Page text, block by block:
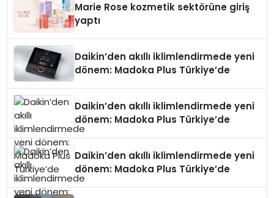
Marie Rose kozmetik sektörüne giriş
yaptı
Daikin’den akıllı iklimlendirmede yeni
dönem: Madoka Plus Türkiye’de
Daikin’den akıllı iklimlendirmede yeni
dönem: Madoka Plus Türkiye’de
Daikin’den akıllı iklimlendirmede yeni
dönem: Madoka Plus Türkiye’de